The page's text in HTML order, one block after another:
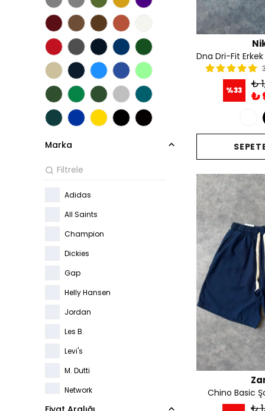
Marka
Adidas
All Saints
Champion
Dickies
Gap
Helly Hansen
Jordan
Les B.
Levi's
M. Dutti
Network
%33 ₺
₺
Chino Basic